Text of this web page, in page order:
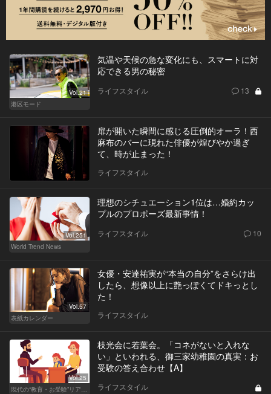
Vol.21
港区モード
気温や天候の急な変化にも、スマートに対
応できる男の秘密
ライフスタイル 13
扉が開いた瞬間に感じる圧倒的オーラ！西
麻布のバーに現れた俳優が煌びやか過ぎ
て、時が止まった！
ライフスタイル
Vol.251
World Trend News
理想のシチュエーション1位は…婚約カッ
プルのプロポーズ最新事情！
ライフスタイル 10
Vol.57
表紙カレンダー
女優・安達祐実が“本当の自分”をさらけ出
したら、想像以上に艶っぽくてドキっとし
た！
ライフスタイル
Vol.25
現代の“教育・お受験”リアルドキュメント
枝光会に若葉会。「コネがないと入れな
い」といわれる、御三家幼稚園の真実：お
受験の答え合わせ【A】
ライフスタイル